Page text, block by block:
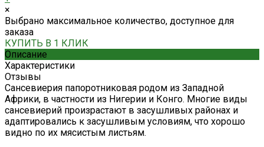
×
Выбрано максимальное количество, доступное для
заказа
КУПИТЬ В 1 КЛИК
Описание
Характеристики
Отзывы
Сансевиерия папоротниковая родом из Западной
Африки, в частности из Нигерии и Конго. Многие виды
сансевиерий произрастают в засушливых районах и
адаптировались к засушливым условиям, что хорошо
видно по их мясистым листьям.